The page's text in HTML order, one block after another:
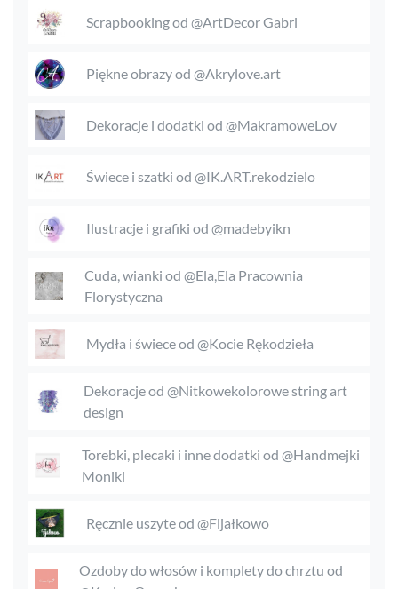
Scrapbooking od @ArtDecor Gabri
Piękne obrazy od @Akrylove.art
Dekoracje i dodatki od @MakramoweLov
Świece i szatki od @IK.ART.rekodzielo
Ilustracje i grafiki od @madebyikn
Cuda, wianki od @Ela,Ela Pracownia
Florystyczna
Mydła i świece od @Kocie Rękodzieła
Dekoracje od @Nitkowekolorowe string art
design
Torebki, plecaki i inne dodatki od @Handmejki
Moniki
Ręcznie uszyte od @Fijałkowo
Ozdoby do włosów i komplety do chrztu od